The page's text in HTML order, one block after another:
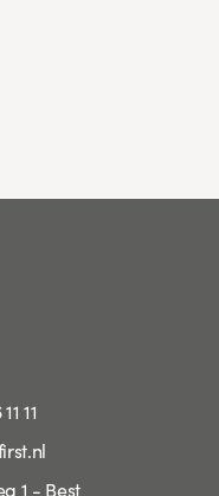
11
1 - Best